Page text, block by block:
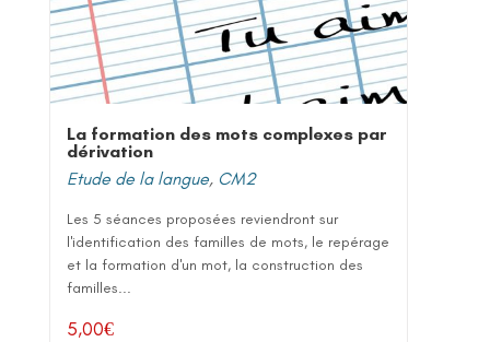
La formation des mots complexes par
dérivation
Etude de la langue, CM2
Les 5 séances proposées reviendront sur
l'identification des familles de mots, le repérage
et la formation d'un mot, la construction des
familles...
5,00€